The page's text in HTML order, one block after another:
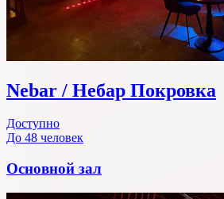
Nebar / Небар Покровка
Доступно
До 48 человек
Основной зал